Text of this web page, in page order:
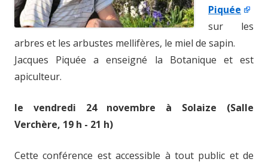
Piquée
sur les
arbres et les arbustes mellifères, le miel de sapin.
Jacques Piquée a enseigné la Botanique et est
apiculteur.
le vendredi 24 novembre à Solaize (Salle
Verchère, 19 h - 21 h)
Cette conférence est accessible à tout public et de